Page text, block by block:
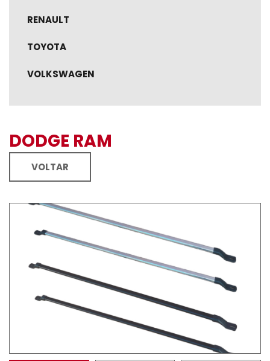
RENAULT
TOYOTA
VOLKSWAGEN
DODGE RAM
VOLTAR